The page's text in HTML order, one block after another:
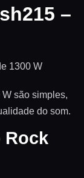
–
1300 W
são simples,
do som.
Rock